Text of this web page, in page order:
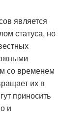
является
статуса, но
со временем
их в
приносить
и